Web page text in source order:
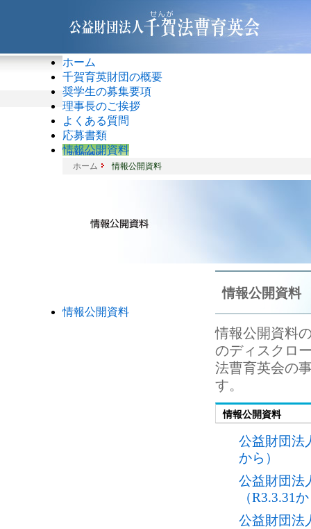
ホーム
千賀育英財団の概要
奨学生の募集要項
理事長のご挨拶
よくある質問
応募書類
情報公開資料
ホーム 情報公開資料
情報公開資料
情報公開資料
のディスクロ
法曹育英会の
す。
情報公開資料
公益財団法
から）
公益財団法
（R3.3.31
公益財団法
情報公開資料